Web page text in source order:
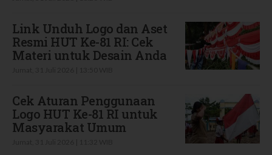
Link Unduh Logo dan Aset
Resmi HUT Ke-81 RI: Cek
Materi untuk Desain Anda
Cek Aturan Penggunaan
Logo HUT Ke-81 RI untuk
Masyarakat Umum